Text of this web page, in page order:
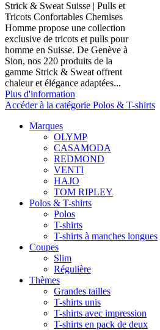
Strick & Sweat Suisse | Pulls et
Tricots Confortables Chemises
Homme propose une collection
exclusive de tricots et pulls pour
homme en Suisse. De Genève à
Sion, nos 220 produits de la
gamme Strick & Sweat offrent
chaleur et élégance adaptées...
Plus d'information
Accéder à la catégorie Polos & T-shirts
Marques
OLYMP
CASAMODA
REDMOND
VENTI
HAJO
TOM RIPLEY
Polos & T-shirts
Polos
T-shirts
T-shirts à manches longues
Coupes
Slim
Régulière
Thèmes
Grandes tailles
T-shirts unis
T-shirts avec impression
T-shirts en pack de deux